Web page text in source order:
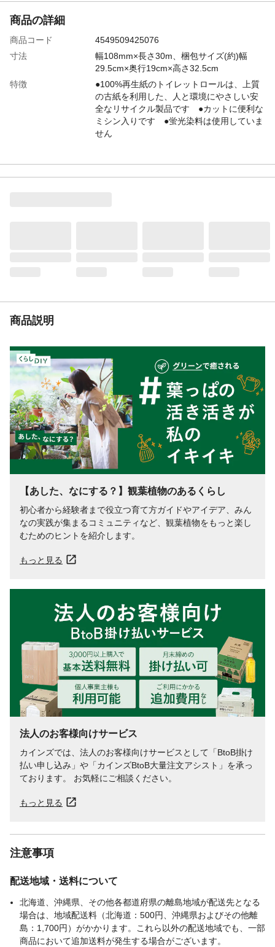
商品の詳細
商品コード
4549509425076
寸法
幅108mm×長さ30m、梱包サイズ(約)幅
29.5cm×奥行19cm×高さ32.5cm
特徴
●100%再生紙のトイレットロールは、上質
の古紙を利用した、人と環境にやさしい安
全なリサイクル製品です ●カットに便利な
ミシン入りです ●蛍光染料は使用していま
せん
入数
(2枚重ね)30m×18ロール
紙芯の有無
有り
重ね（枚）
の上側1枚を1周巻き戻すとミシン目が合い
ます
商品説明
【あした、なにする？】観葉植物のあるくらし
初心者から経験者まで役立つ育て方ガイドやアイデア、みん
なの実践が集まるコミュニティなど、観葉植物をもっと楽し
むためのヒントを紹介します。
もっと見る
法人のお客様向けサービス
カインズでは、法人のお客様向けサービスとして「BtoB掛け
払い申し込み」や「カインズBtoB大量注文アシスト」を承っ
ております。 お気軽にご相談ください。
もっと見る
注意事項
配送地域・送料について
北海道、沖縄県、その他各都道府県の離島地域が配送先となる
場合は、地域配送料（北海道：500円、沖縄県およびその他離
島：1,700円）がかかります。これら以外の配送地域でも、一部
商品において追加送料が発生する場合がございます。